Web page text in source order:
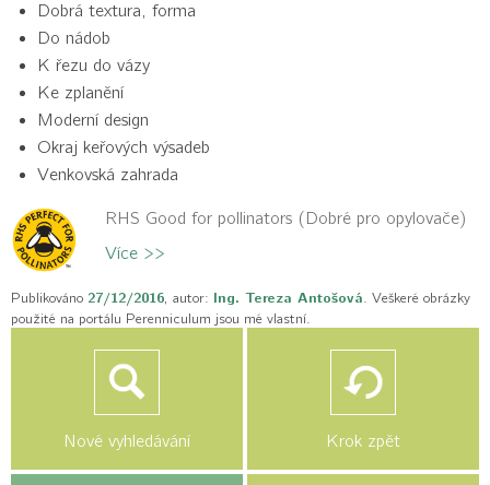
Dobrá textura, forma
Do nádob
K řezu do vázy
Ke zplanění
Moderní design
Okraj keřových výsadeb
Venkovská zahrada
RHS Good for pollinators (Dobré pro opylovače)
Více >>
Publikováno 27/12/2016, autor: Ing. Tereza Antošová. Veškeré obrázky
použité na portálu Perenniculum jsou mé vlastní.
Nové vyhledávání Krok zpět